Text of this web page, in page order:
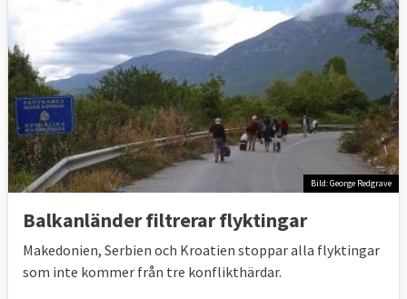
Bild: George Redgrave
Balkanländer filtrerar flyktingar
Makedonien, Serbien och Kroatien stoppar alla flyktingar
som inte kommer från tre konflikthärdar.